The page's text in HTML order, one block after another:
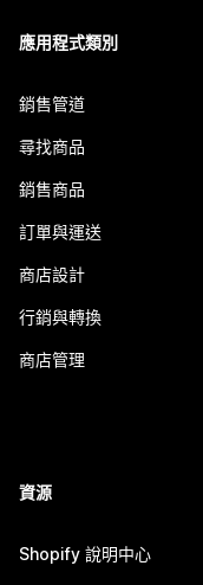
應用程式類別
銷售管道
尋找商品
銷售商品
訂單與運送
商店設計
行銷與轉換
商店管理
資源
Shopify 說明中心